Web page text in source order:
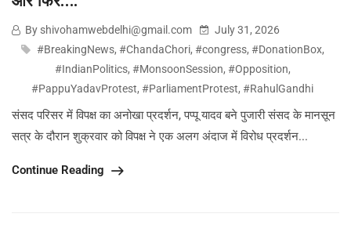
By shivohamwebdelhi@gmail.com
July 31, 2026
#BreakingNews, #ChandaChori, #congress, #DonationBox,
#IndianPolitics, #MonsoonSession, #Opposition,
#PappuYadavProtest, #ParliamentProtest, #RahulGandhi
संसद परिसर में विपक्ष का अनोखा प्रदर्शन, पप्पू यादव बने पुजारी संसद के मानसून
सत्र के दौरान शुक्रवार को विपक्ष ने एक अलग अंदाज में विरोध प्रदर्शन...
Continue Reading